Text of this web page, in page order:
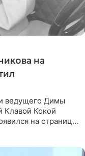
на
ведущего Димы
Клавой Кокой
на странице